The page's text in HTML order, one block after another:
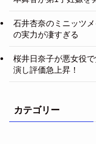
石井杏奈のミニッツ
の実力が凄すぎる
桜井日奈子が悪女役
演し評価急上昇！
カテゴリー